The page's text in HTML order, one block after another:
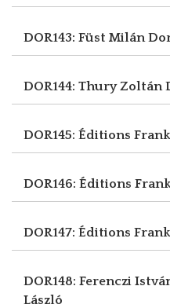
DOR143: Füst Milán
DOR144: Thury Zoltán
DOR145: Éditions
DOR146: Éditions
DOR147: Éditions
DOR148: Ferenczi
László